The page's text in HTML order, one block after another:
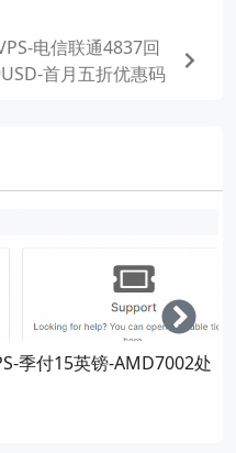
电信联通4837回
首月五折优惠码
季付15英镑-AMD7002处